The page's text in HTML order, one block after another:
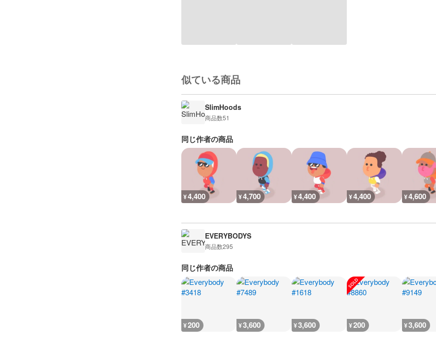
似ている商品
SlimHoods
商品数51
同じ作者の商品
¥4,400 ¥4,700 ¥4,400 ¥4,400 ¥4,600
EVERYBODYS
商品数295
同じ作者の商品
¥200 ¥3,600 ¥3,600 ¥200 ¥3,600